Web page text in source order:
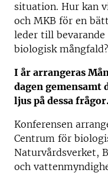
situation. Hur kan
och MKB för en
leder till
biologisk mångfald?
I år arrangeras
dagen gemensamt
ljus på dessa frågor.
Konferensen
Centrum för
Naturvårdsverket,
och